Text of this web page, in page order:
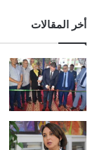
أخر المقالات